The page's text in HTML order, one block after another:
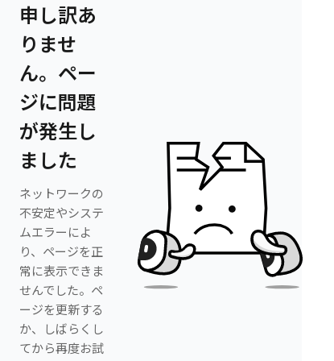
申し訳あ
りませ
ん。ペー
ジに問題
が発生し
ました
ネットワークの
不安定やシステ
ムエラーによ
り、ページを正
常に表示できま
せんでした。ペ
ージを更新する
か、しばらくし
てから再度お試